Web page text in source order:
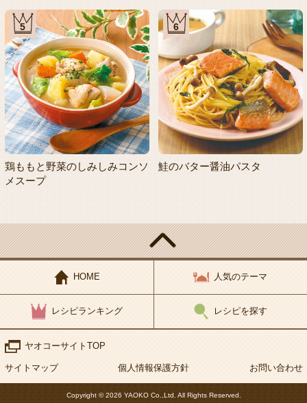
5
鶏ももと野菜のしみしみコンソ
メスープ
6
鮭のバター醤油パスタ
HOME 人気のテーマ
レシピランキング レシピを探す
ヤオコーサイトTOP
サイトマップ 個人情報保護方針 お問い合わせ
Copyright © 2026 YAOKO Co.,Ltd. All Rights Reserved.